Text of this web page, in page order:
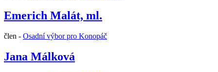
Emerich Malát, ml.
člen - Osadní výbor pro Konopáč
Jana Málková